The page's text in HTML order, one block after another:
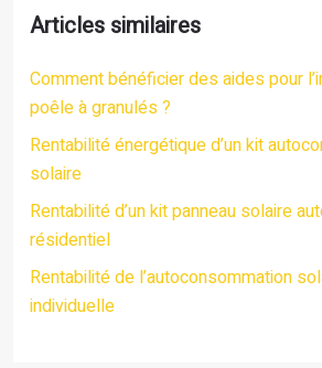
Articles similaires
Comment bénéficier des aides pour
poêle à granulés ?
Rentabilité énergétique d’un kit
solaire
Rentabilité d’un kit panneau solaire
résidentiel
Rentabilité de l’autoconsommation
individuelle